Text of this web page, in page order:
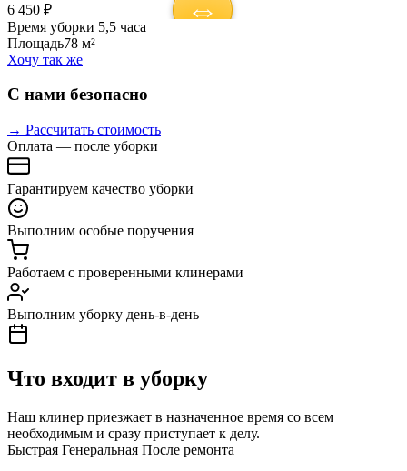
6 450 ₽
Время уборки 5,5 часа
Площадь78 м²
Хочу так же
С нами безопасно
→ Рассчитать стоимость
Оплата — после уборки
Гарантируем качество уборки
Выполним особые поручения
Работаем с проверенными клинерами
Выполним уборку день-в-день
Что входит в уборку
Наш клинер приезжает в назначенное время со всем
необходимым и сразу приступает к делу.
Быстрая Генеральная После ремонта